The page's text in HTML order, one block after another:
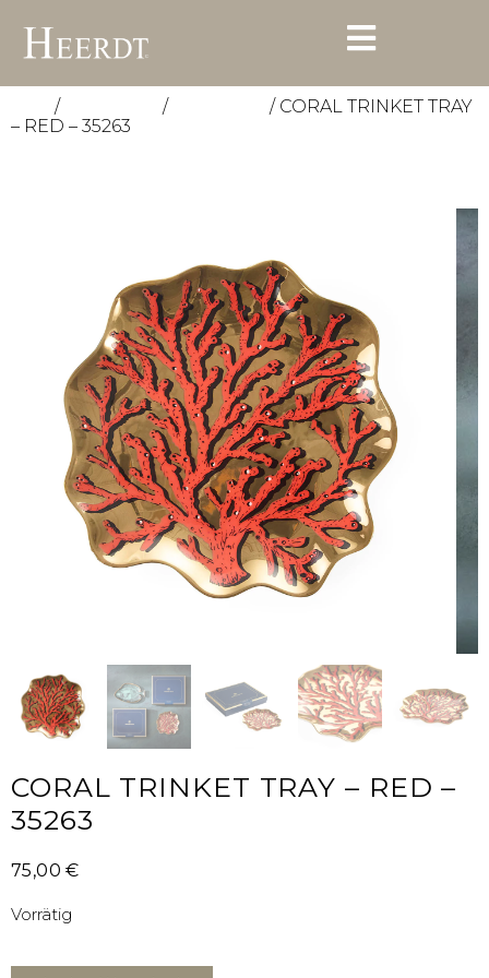
/ /
/ CORAL TRINKET TRAY
– RED – 35263
CORAL TRINKET TRAY – RED –
35263
75,00€
Vorrätig